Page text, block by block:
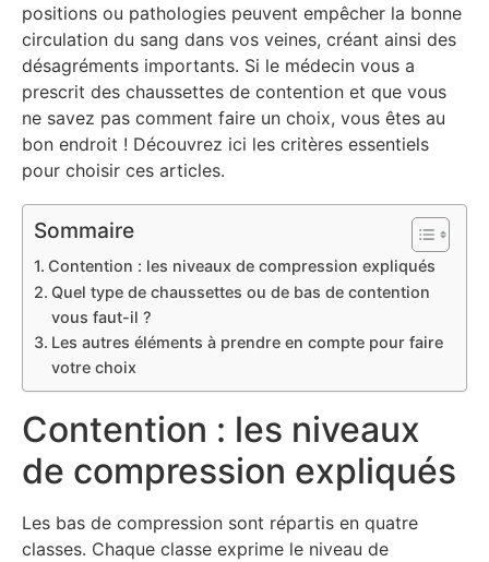
positions ou pathologies peuvent empêcher la bonne
circulation du sang dans vos veines, créant ainsi des
désagréments importants. Si le médecin vous a
prescrit des chaussettes de contention et que vous
ne savez pas comment faire un choix, vous êtes au
bon endroit ! Découvrez ici les critères essentiels
pour choisir ces articles.
Sommaire
Contention : les niveaux de compression expliqués
Quel type de chaussettes ou de bas de contention
vous faut-il ?
Les autres éléments à prendre en compte pour faire
votre choix
Contention : les niveaux
de compression expliqués
Les bas de compression sont répartis en quatre
classes. Chaque classe exprime le niveau de